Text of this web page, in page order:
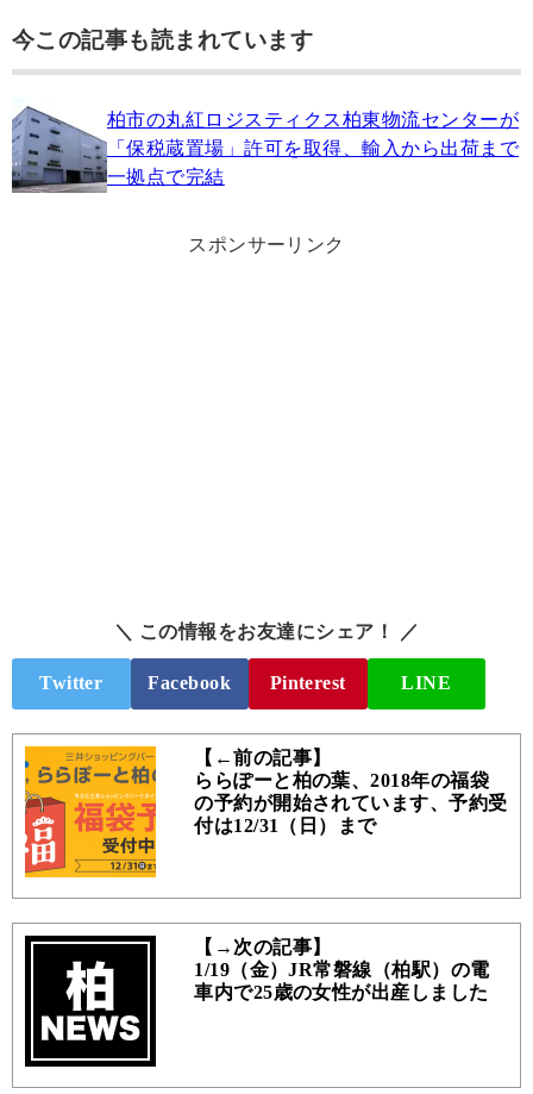
今この記事も読まれています
柏市の丸紅ロジスティクス柏東物流センターが
「保税蔵置場」許可を取得、輸入から出荷まで
一拠点で完結
スポンサーリンク
＼ この情報をお友達にシェア！ ／
Twitter Facebook Pinterest LINE
【←前の記事】
ららぽーと柏の葉、2018年の福袋
の予約が開始されています、予約受
付は12/31（日）まで
【→次の記事】
1/19（金）JR常磐線（柏駅）の電
車内で25歳の女性が出産しました